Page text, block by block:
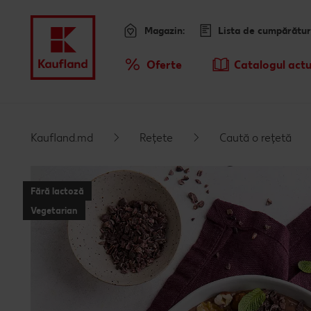
Meniu Oferte Catalogul
Magazin: Lista de
Kaufland.md Rețete Caută o rețetă
Fără lactoză
Vegetarian